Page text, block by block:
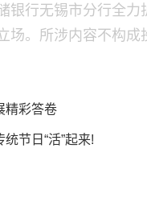
银行无锡市分行全
。所涉内容不构成
精彩答卷
节日“活”起来!